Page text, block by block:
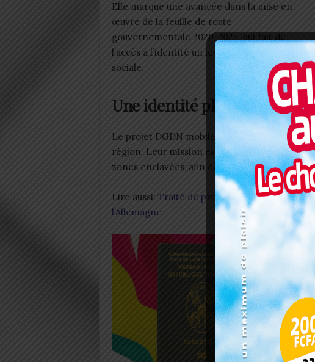
Elle marque une avancée dans la mise en
œuvre de la feuille de route
gouvernementale 2020-2025, qui fait de
l’accès à l’identité un levier d’inclusion
sociale.
Une identité plus accessible
Le projet DGDN mobile repose sur le
région. Leur mission est d’enregistrer
zones enclavées, afin de leur délivrer une
Lire aussi: Traité de protectorat : 141 ans
l’Allemagne